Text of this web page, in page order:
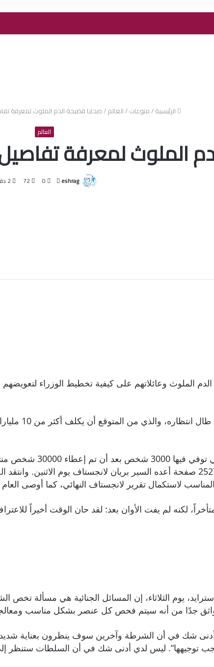
الرئيسية/منوعات/العالم/ضحايا فضيحة الدم الملوث لمعرفة
العالم
الملوث لمعرفة
eshrag
أرسل 0
72
الملوث وعائلاتهم على كيفية تخطيط الوزراء
سيتم
تم الكشف عن حجم
التسعينيات، في تقرير مؤلف من 2527 صفحة أعده السير بريان لانجستاف
لاستكمال تقرير لانجستاف النهائي، كما أوصى
لكنه لم يفت الأوان بعد: لقد حان الوقت أخيراً
واثق جدًا من أنه سيتم فحص كل عنصر بشكل مناسب
شك في أن الشرطة وآخرين سوف ينظرون بعناية
توجيهها”. ليس لدي أدنى شك في أن السلطات ستنظر